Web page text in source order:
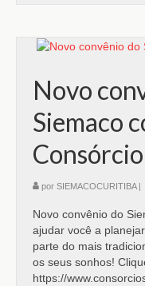
Novo
Siemaco
por SIEMACOCURITIBA|
Novo convênio do
ajudar você a
parte do mais
os seus sonhos!
https://